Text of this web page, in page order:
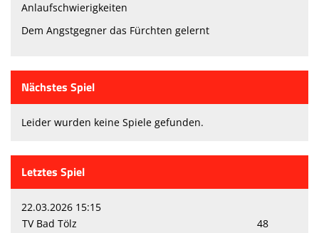
Anlaufschwierigkeiten
Dem Angstgegner das Fürchten gelernt
Nächstes Spiel
Leider wurden keine Spiele gefunden.
Letztes Spiel
22.03.2026 15:15
TV Bad Tölz
48